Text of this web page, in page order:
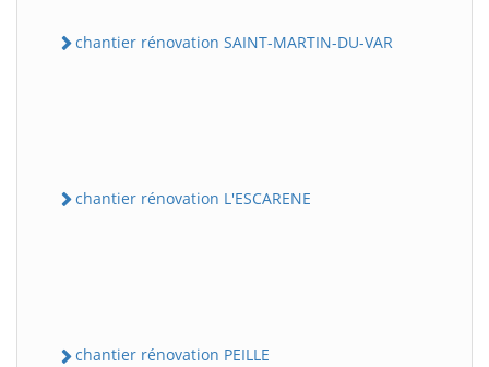
chantier rénovation SAINT-MARTIN-DU-VAR
chantier rénovation L'ESCARENE
chantier rénovation PEILLE